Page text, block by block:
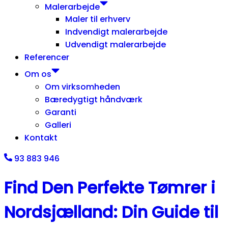
Malerarbejde
Maler til erhverv
Indvendigt malerarbejde
Udvendigt malerarbejde
Referencer
Om os
Om virksomheden
Bæredygtigt håndværk
Garanti
Galleri
Kontakt
93 883 946
Find Den Perfekte Tømrer i
Nordsjælland: Din Guide til